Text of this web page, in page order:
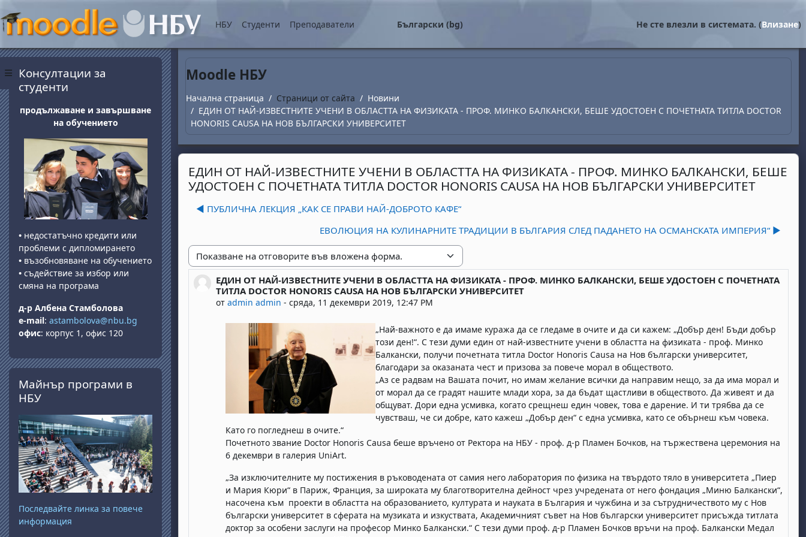
Прескочи на основното съдържание
Страничен панел
НБУ Студенти Преподаватели Български ‎(bg)‎ Не сте влезли в системата. (Влизане)
Moodle НБУ
Начална страница Страници от сайта
Новини
ЕДИН ОТ НАЙ-ИЗВЕСТНИТЕ УЧЕНИ В ОБЛАСТТА НА ФИЗИКАТА - ПРОФ. МИНКО БАЛКАНСКИ, БЕШЕ УДОСТОЕН С ПОЧЕТНАТА ТИТЛА DOCTOR
HONORIS CAUSA НА НОВ БЪЛГАРСКИ УНИВЕРСИТЕТ
ЕДИН ОТ НАЙ-ИЗВЕСТНИТЕ УЧЕНИ В ОБЛАСТТА НА ФИЗИКАТА - ПРОФ. МИНКО БАЛКАНСКИ, БЕШЕ
УДОСТОЕН С ПОЧЕТНАТА ТИТЛА DOCTOR HONORIS CAUSA НА НОВ БЪЛГАРСКИ УНИВЕРСИТЕТ
◀︎ ПУБЛИЧНА ЛЕКЦИЯ „КАК СЕ ПРАВИ НАЙ-ДОБРОТО КАФЕ“
ЕВОЛЮЦИЯ НА КУЛИНАРНИТЕ ТРАДИЦИИ В БЪЛГАРИЯ СЛЕД ПАДАНЕТО НА ОСМАНСКАТА ИМПЕРИЯ“ ▶︎
Начин на показване
ЕДИН ОТ НАЙ-ИЗВЕСТНИТЕ УЧЕНИ В ОБЛАСТТА НА ФИЗИКАТА - ПРОФ. МИНКО БАЛКАНСКИ, БЕШЕ УДОСТОЕН С ПОЧЕТНАТА
ТИТЛА DOCTOR HONORIS CAUSA НА НОВ БЪЛГАРСКИ УНИВЕРСИТЕТ
отadmin admin -сряда, 11 декември 2019, 12:47 PM
Number of replies: 0
„Най-важното е да имаме куража да се гледаме в очите и да си кажем: „Добър ден! Бъди добър
този ден!“. С тези думи един от най-известните учени в областта на физиката - проф. Минко
Балкански, получи почетната титла Doctor Honoris Causa на Нов български университет,
благодари за оказаната чест и призова за повече морал в обществото.
„Аз се радвам на Вашата почит, но имам желание всички да направим нещо, за да има морал и
от морал да се градят нашите млади хора, за да бъдат щастливи в обществото. Да живеят и да
общуват. Дори една усмивка, когато срещнеш един човек, това е дарение. И ти трябва да се
чувстваш, че си добре, като кажеш „Добър ден“ с една усмивка, като се обърнеш към човека.
Като го погледнеш в очите.“
Почетното звание Doctor Honoris Causa беше връчено от Ректора на НБУ - проф. д-р Пламен Бочков, на тържествена церемония на
6 декември в галерия UniArt.
„За изключителните му постижения в ръководената от самия него лаборатория по физика на твърдото тяло в университета „Пиер
и Мария Кюри“ в Париж, Франция, за широката му благотворителна дейност чрез учредената от него фондация „Миню Балкански“,
насочена към проекти в областта на образованието, културата и науката в България и чужбина и за сътрудничеството му с Нов
български университет в сферата на музиката и изкуствата, Академичният съвет на Нов български университет присъжда титлата
доктор за особени заслуги на професор Минко Балкански.“ С тези думи проф. д-р Пламен Бочков връчи на проф. Балкански Медал
Блокове
Консултации за
студенти
продължаване и завършване
на обучението
• недостатъчно кредити или
проблеми с дипломирането
• възобновяване на обучението
• съдействие за избор или
смяна на програма
д-р Албена Стамболова
e-mail: astambolova@nbu.bg
офис: корпус 1, офис 120
Прескочи Майнър програми в НБУ
Майнър програми в
НБУ
Последвайте линка за повече
информация